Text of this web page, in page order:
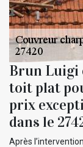
Brun Luigi
toit plat
prix
dans le
Après